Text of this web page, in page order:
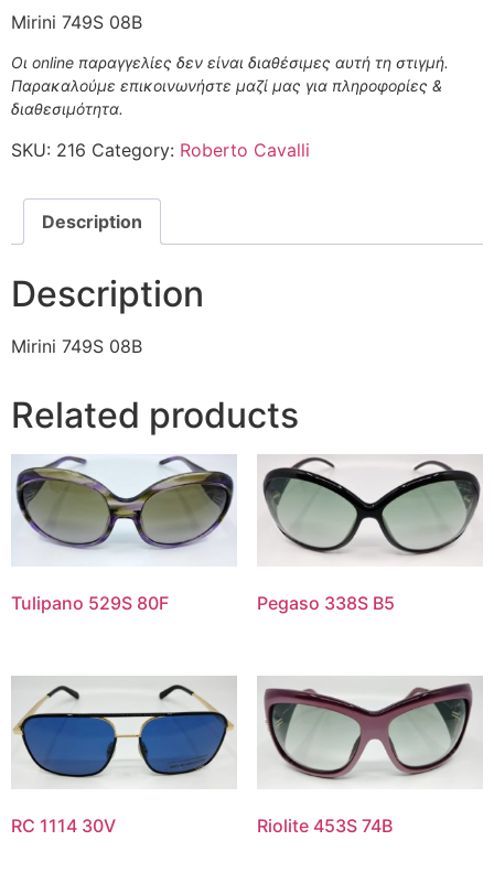
Mirini 749S 08B
Οι online παραγγελίες δεν είναι διαθέσιμες αυτή τη στιγμή.
Παρακαλούμε επικοινωνήστε μαζί μας για πληροφορίες &
διαθεσιμότητα.
SKU: 216 Category: Roberto Cavalli
Description
Description
Mirini 749S 08B
Related products
Tulipano 529S 80F Pegaso 338S B5
RC 1114 30V Riolite 453S 74B